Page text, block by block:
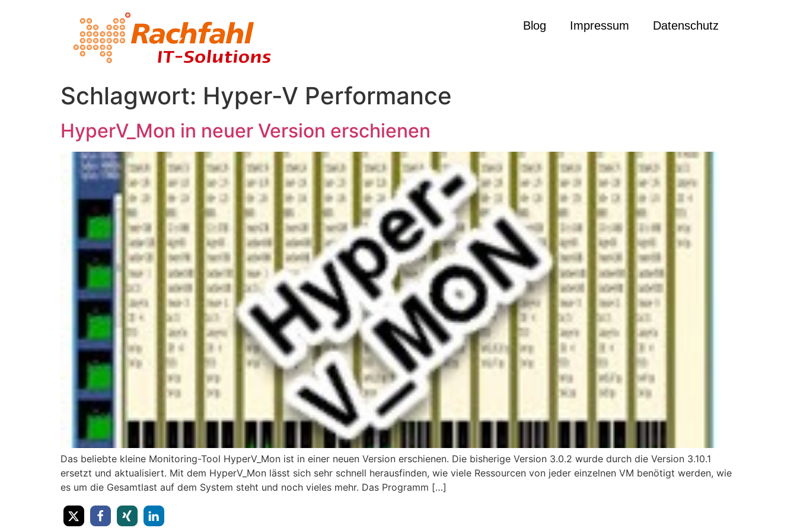
Blog Impressum Datenschutz
Schlagwort: Hyper-V Performance
HyperV_Mon in neuer Version erschienen
Das beliebte kleine Monitoring-Tool HyperV_Mon ist in einer neuen Version erschienen. Die bisherige Version 3.0.2 wurde durch die Version 3.10.1
ersetzt und aktualisiert. Mit dem HyperV_Mon lässt sich sehr schnell herausfinden, wie viele Ressourcen von jeder einzelnen VM benötigt werden, wie
es um die Gesamtlast auf dem System steht und noch vieles mehr. Das Programm […]